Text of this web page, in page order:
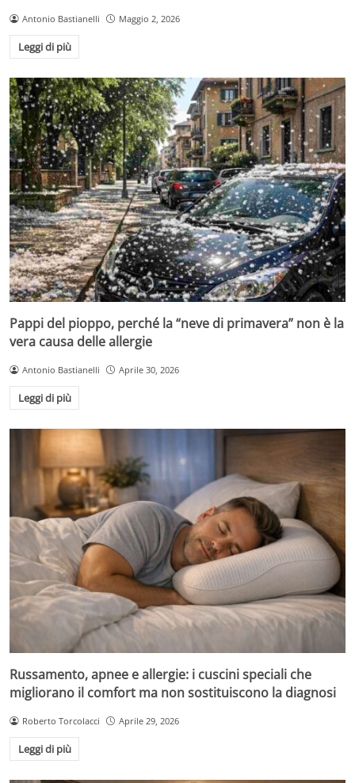
Antonio Bastianelli Maggio 2, 2026
Leggi di più
Pappi del pioppo, perché la “neve di primavera” non è la
vera causa delle allergie
Antonio Bastianelli Aprile 30, 2026
Leggi di più
Russamento, apnee e allergie: i cuscini speciali che
migliorano il comfort ma non sostituiscono la diagnosi
Roberto Torcolacci Aprile 29, 2026
Leggi di più